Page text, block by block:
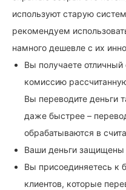
используют старую
рекомендуем
намного дешевле с их
Вы получаете
комиссию
Вы переводите деньги
даже быстрее –
обрабатываются в
Ваши деньги защищены
Вы присоединяетесь к
клиентов, которые